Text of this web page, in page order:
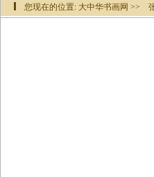
您现在的位置: 大中华书画网 >>